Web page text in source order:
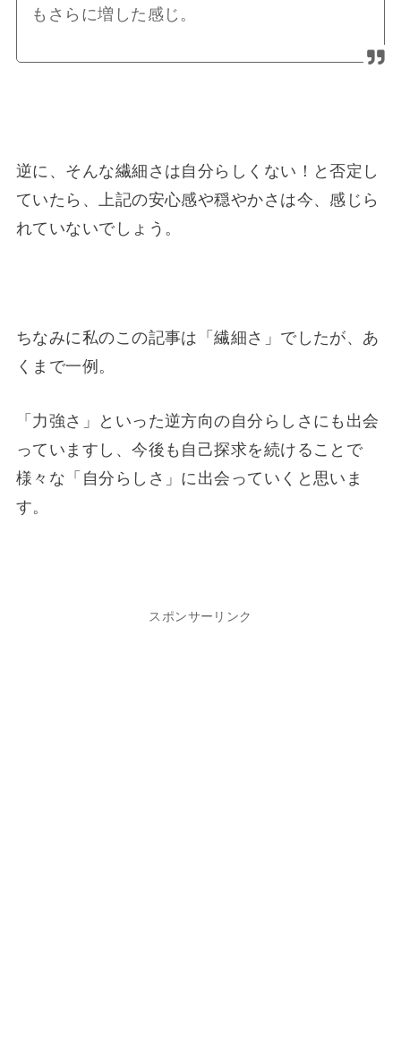
もさらに増した感じ。
逆に、そんな繊細さは自分らしくない！と否定し
ていたら、上記の安心感や穏やかさは今、感じら
れていないでしょう。
ちなみに私のこの記事は「繊細さ」でしたが、あ
くまで一例。
「力強さ」といった逆方向の自分らしさにも出会
っていますし、今後も自己探求を続けることで
様々な「自分らしさ」に出会っていくと思いま
す。
スポンサーリンク